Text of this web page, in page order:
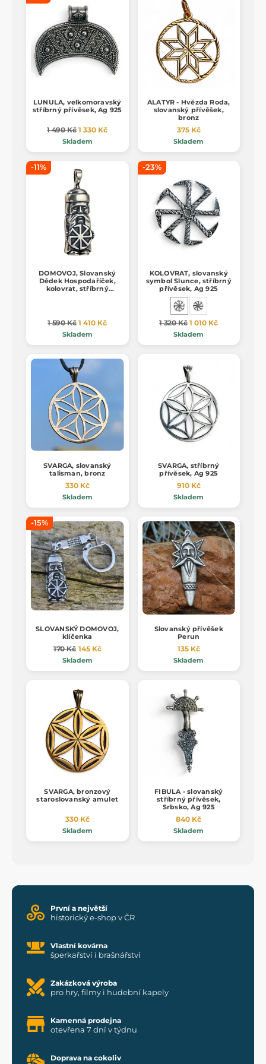
LUNULA, velkomoravský
stříbrný přívěsek, Ag 925
1 490 Kč 1 330 Kč
Skladem
ALATYR - Hvězda Roda,
slovanský přívěšek,
bronz
375 Kč
Skladem
-11%
DOMOVOJ, Slovanský
Dědek Hospodaříček,
kolovrat, stříbrný
1 590 Kč 1 410 Kč
Skladem
-23%
KOLOVRAT, slovanský
symbol Slunce, stříbrný
přívěsek, Ag 925
1 320 Kč 1 010 Kč
Skladem
SVARGA, slovanský
talisman, bronz
330 Kč
Skladem
SVARGA, stříbrný
přívěsek, Ag 925
910 Kč
Skladem
-15%
SLOVANSKÝ DOMOVOJ,
klíčenka
170 Kč 145 Kč
Skladem
Slovanský přívěšek
Perun
135 Kč
Skladem
SVARGA, bronzový
staroslovanský amulet
330 Kč
Skladem
FIBULA - slovanský
stříbrný přívěsek,
Srbsko, Ag 925
840 Kč
Skladem
První a největší
historický e-shop v ČR
Vlastní kovárna
šperkařství i brašnářství
Zakázková výroba
pro hry, filmy i hudební kapely
Kamenná prodejna
otevřena 7 dní v týdnu
Doprava na cokoliv